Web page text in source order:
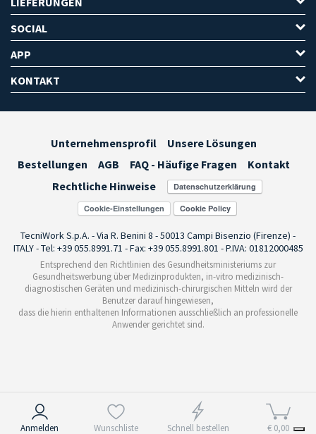
Anmelden Wunschliste Schnell bestellen € 0,00
SOCIAL
APP
KONTAKT
Unternehmensprofil
Unsere Lösungen
Bestellungen
AGB FAQ - Häufige Fragen
Kontakt
Rechtliche Hinweise
Cookie-Einstellungen
TecniWork S.p.A. - Via R. Benini 8 - 50013 Campi Bisenzio (Firenze) -
ITALY - Tel: +39 055.8991.71 - Fax: +39 055.8991.801 - P.IVA: 01812000485
Entsprechend den Richtlinien des Gesundheitsministeriums zur
Gesundheitswerbung über Medizinprodukten, in-vitro medizinisch-
diagnostischen Geräten und medizinisch-chirurgischen Mitteln wird der
Benutzer darauf hingewiesen,
dass die hierin enthaltenen Informationen ausschließlich an professionelle
Anwender gerichtet sind.
Hinweis bei Erhebung